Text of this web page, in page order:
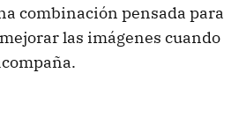
combinación pensada para
las imágenes cuando